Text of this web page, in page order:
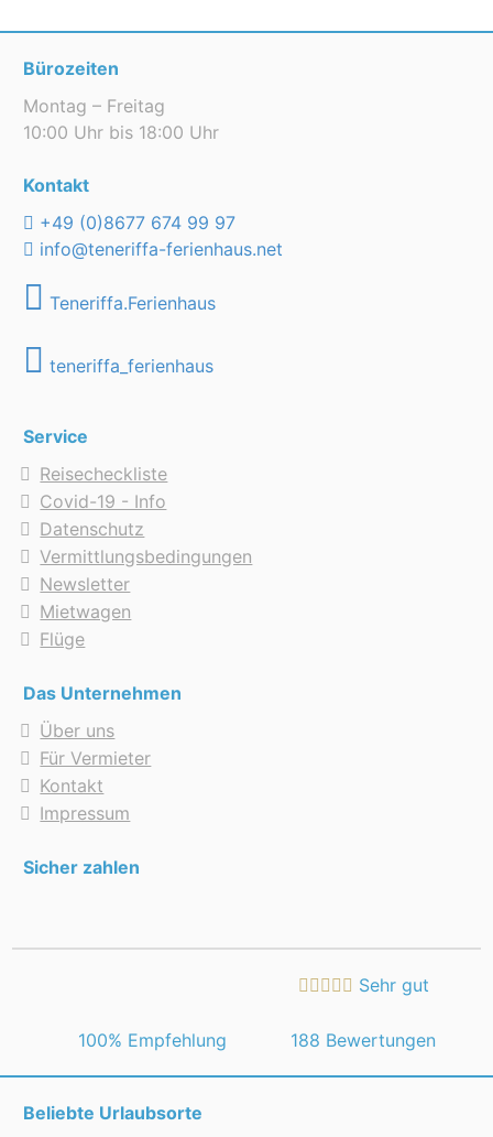
Bürozeiten
Montag – Freitag
10:00 Uhr bis 18:00 Uhr
Kontakt
+49 (0)8677 674 99 97
info@teneriffa-ferienhaus.net
Teneriffa.Ferienhaus
teneriffa_ferienhaus
Service
Reisecheckliste
Covid-19 - Info
Datenschutz
Vermittlungsbedingungen
Newsletter
Mietwagen
Flüge
Das Unternehmen
Über uns
Für Vermieter
Kontakt
Impressum
Sicher zahlen
Sehr gut
100% Empfehlung 188 Bewertungen
Beliebte Urlaubsorte